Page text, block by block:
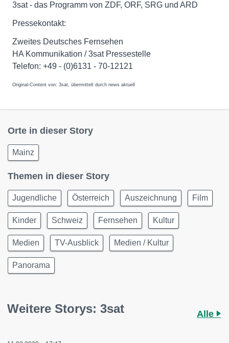
3sat - das Programm von ZDF, ORF, SRG und ARD
Pressekontakt:
Zweites Deutsches Fernsehen
HA Kommunikation / 3sat Pressestelle
Telefon: +49 - (0)6131 - 70-12121
Original-Content von: 3sat, übermittelt durch news aktuell
Orte in dieser Story
Mainz
Themen in dieser Story
Jugendliche Österreich Auszeichnung Film
Kinder Schweiz Fernsehen Kultur
Medien TV-Ausblick Medien / Kultur
Panorama
Weitere Storys: 3sat Alle